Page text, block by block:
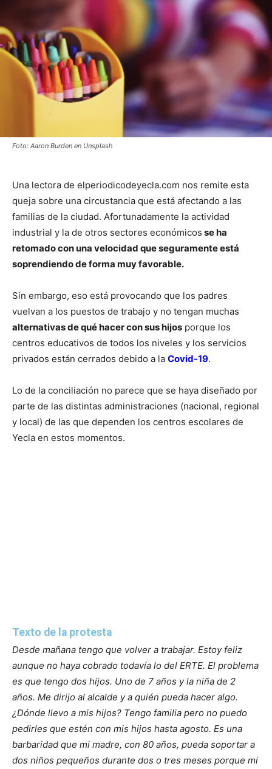
Foto: Aaron Burden en Unsplash
Una lectora de elperiodicodeyecla.com nos remite esta
queja sobre una circustancia que está afectando a las
familias de la ciudad. Afortunadamente la actividad
industrial y la de otros sectores económicos se ha
retomado con una velocidad que seguramente está
soprendiendo de forma muy favorable.
Sin embargo, eso está provocando que los padres
vuelvan a los puestos de trabajo y no tengan muchas
alternativas de qué hacer con sus hijos porque los
centros educativos de todos los niveles y los servicios
privados están cerrados debido a la Covid-19.
Lo de la conciliación no parece que se haya diseñado por
parte de las distintas administraciones (nacional, regional
y local) de las que dependen los centros escolares de
Yecla en estos momentos.
Texto de la protesta
Desde mañana tengo que volver a trabajar. Estoy feliz
aunque no haya cobrado todavía lo del ERTE. El problema
es que tengo dos hijos. Uno de 7 años y la niña de 2
años. Me dirijo al alcalde y a quién pueda hacer algo.
¿Dónde llevo a mis hijos? Tengo familia pero no puedo
pedirles que estén con mis hijos hasta agosto. Es una
barbaridad que mi madre, con 80 años, pueda soportar a
dos niños pequeños durante dos o tres meses porque mi